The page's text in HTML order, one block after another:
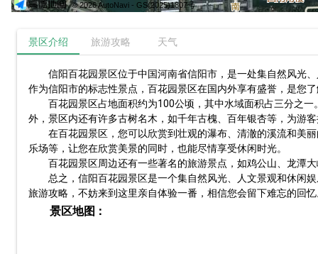
© 2026 AutoNavi - GS(2025)1807号
景区介绍 旅游攻略 天气
信阳百花园景区位于中国河南省信阳市，是一处集自然风光
作为信阳市的标志性景点，百花园景区在国内外享有盛誉，是您
百花园景区占地面积约为100公顷，其中水域面积占三分之
外，景区内还有许多古树名木，如千年古槐、百年银杏等，为游
在百花园景区，您可以欣赏到壮观的瀑布、清澈的溪流和美
乐场等，让您在欣赏美景的同时，也能尽情享受休闲时光。
百花园景区周边还有一些著名的旅游景点，如鸡公山、龙潭
总之，信阳百花园景区是一个集自然风光、人文景观和休闲
旅游攻略，不妨来到这里亲自体验一番，相信您会留下难忘的回
景区地图：